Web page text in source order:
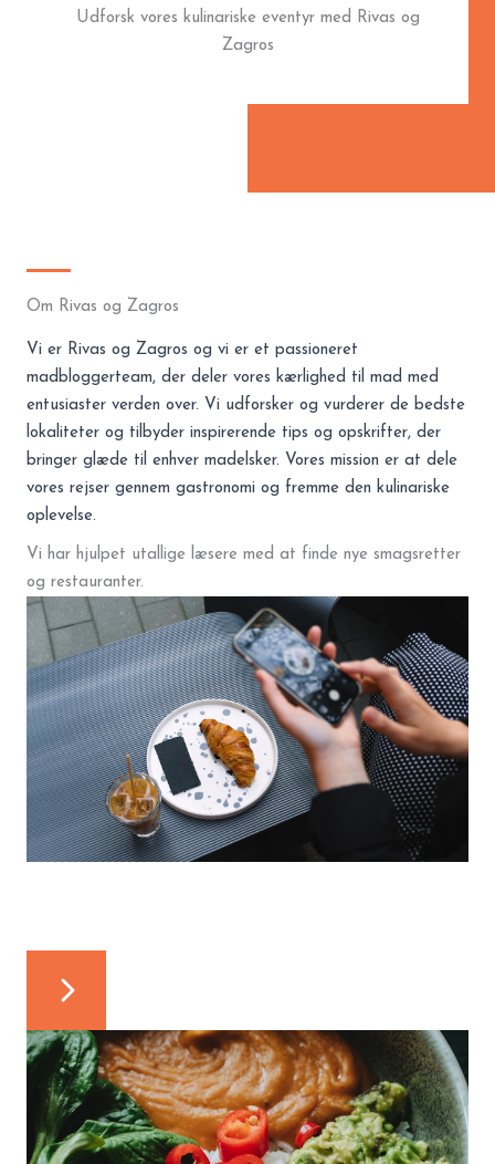
Udforsk vores kulinariske eventyr med Rivas og
Zagros
Om Rivas og Zagros
Vi er Rivas og Zagros og vi er et passioneret
madbloggerteam, der deler vores kærlighed til mad med
entusiaster verden over. Vi udforsker og vurderer de bedste
lokaliteter og tilbyder inspirerende tips og opskrifter, der
bringer glæde til enhver madelsker. Vores mission er at dele
vores rejser gennem gastronomi og fremme den kulinariske
oplevelse.
Vi har hjulpet utallige læsere med at finde nye smagsretter
og restauranter.